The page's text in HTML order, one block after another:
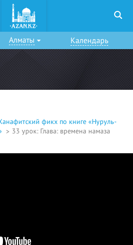
Алматы Календарь
фикх по книге «Нуруль-
33 урок: Глава: времена намаза